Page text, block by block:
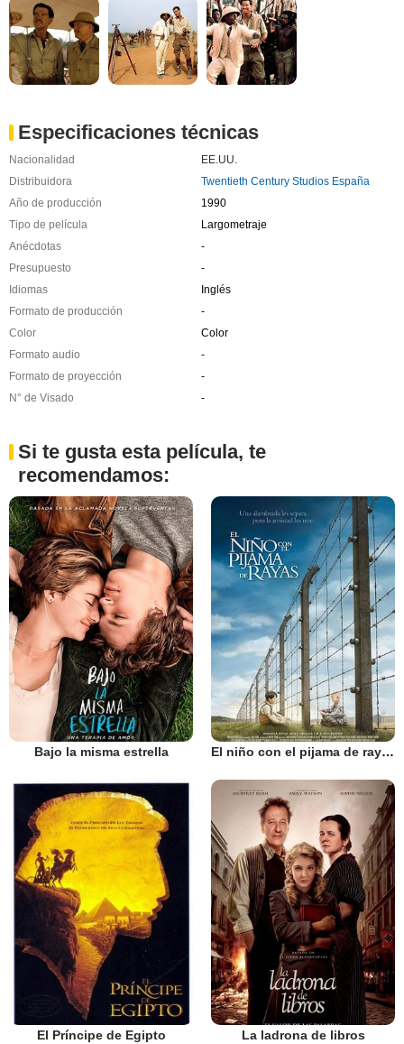
Especificaciones técnicas
Nacionalidad
EE.UU.
Distribuidora
Twentieth Century Studios España
Año de producción
1990
Tipo de película
Largometraje
Anécdotas
-
Presupuesto
-
Idiomas
Inglés
Formato de producción
-
Color
Color
Formato audio
-
Formato de proyección
-
N° de Visado
-
Si te gusta esta película, te
recomendamos:
Bajo la misma estrella El niño con el pijama de rayas
El Príncipe de Egipto La ladrona de libros